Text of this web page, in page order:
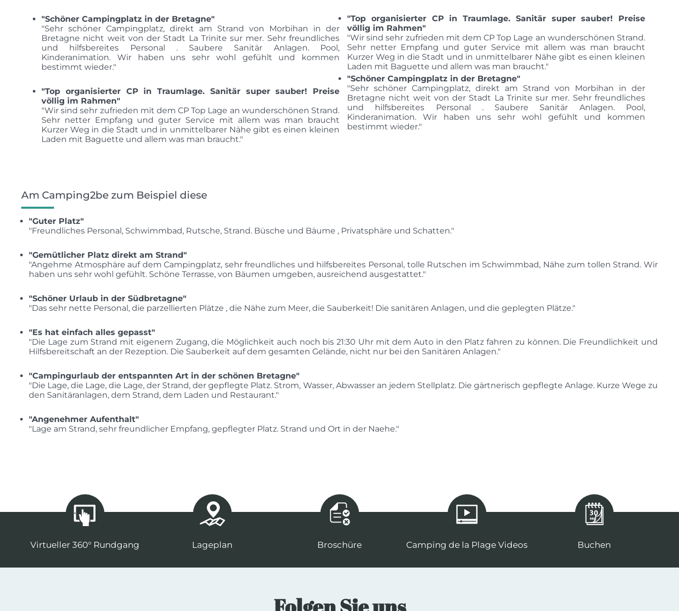
"Schöner Campingplatz in der Bretagne"
"Sehr schöner Campingplatz, direkt am Strand von Morbihan in der
Bretagne nicht weit von der Stadt La Trinite sur mer. Sehr freundliches
und hilfsbereites Personal . Saubere Sanitär Anlagen. Pool,
Kinderanimation. Wir haben uns sehr wohl gefühlt und kommen
bestimmt wieder."
"Top organisierter CP in Traumlage. Sanitär super sauber! Preise
völlig im Rahmen"
"Wir sind sehr zufrieden mit dem CP Top Lage an wunderschönen Strand.
Sehr netter Empfang und guter Service mit allem was man braucht
Kurzer Weg in die Stadt und in unmittelbarer Nähe gibt es einen kleinen
Laden mit Baguette und allem was man braucht."
"Top organisierter CP in Traumlage. Sanitär super sauber! Preise
völlig im Rahmen"
"Wir sind sehr zufrieden mit dem CP Top Lage an wunderschönen Strand.
Sehr netter Empfang und guter Service mit allem was man braucht
Kurzer Weg in die Stadt und in unmittelbarer Nähe gibt es einen kleinen
Laden mit Baguette und allem was man braucht."
"Schöner Campingplatz in der Bretagne"
"Sehr schöner Campingplatz, direkt am Strand von Morbihan in der
Bretagne nicht weit von der Stadt La Trinite sur mer. Sehr freundliches
und hilfsbereites Personal . Saubere Sanitär Anlagen. Pool,
Kinderanimation. Wir haben uns sehr wohl gefühlt und kommen
bestimmt wieder."
Am Camping2be zum Beispiel diese
"Guter Platz"
"Freundliches Personal, Schwimmbad, Rutsche, Strand. Büsche und Bäume , Privatsphäre und Schatten."
"Gemütlicher Platz direkt am Strand"
"Angehme Atmosphäre auf dem Campingplatz, sehr freundliches und hilfsbereites Personal, tolle Rutschen im Schwimmbad, Nähe zum tollen Strand. Wir
haben uns sehr wohl gefühlt. Schöne Terrasse, von Bäumen umgeben, ausreichend ausgestattet."
"Schöner Urlaub in der Südbretagne"
"Das sehr nette Personal, die parzellierten Plätze , die Nähe zum Meer, die Sauberkeit! Die sanitären Anlagen, und die geplegten Plätze."
"Es hat einfach alles gepasst"
"Die Lage zum Strand mit eigenem Zugang, die Möglichkeit auch noch bis 21:30 Uhr mit dem Auto in den Platz fahren zu können. Die Freundlichkeit und
Hilfsbereitschaft an der Rezeption. Die Sauberkeit auf dem gesamten Gelände, nicht nur bei den Sanitären Anlagen."
"Campingurlaub der entspannten Art in der schönen Bretagne"
"Die Lage, die Lage, die Lage, der Strand, der gepflegte Platz. Strom, Wasser, Abwasser an jedem Stellplatz. Die gärtnerisch gepflegte Anlage. Kurze Wege zu
den Sanitäranlagen, dem Strand, dem Laden und Restaurant."
"Angenehmer Aufenthalt"
"Lage am Strand, sehr freundlicher Empfang, gepflegter Platz. Strand und Ort in der Naehe."
Virtueller 360° Rundgang Lageplan Broschüre Camping de la Plage Videos Buchen